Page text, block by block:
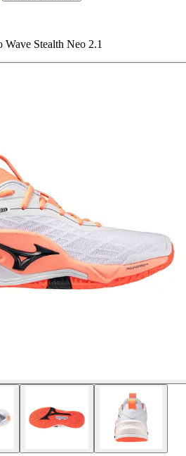
Stealth Neo 2.1